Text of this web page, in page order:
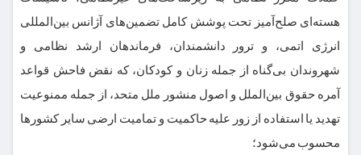
هسته‌ای صلح‌آمیز تحت پوشش کامل تضمین‌های آژانس بین‌المللی
انرژی اتمی، و ترور دانشمندان، فرماندهان ارشد نظامی و
شهروندان بی‌گناه از جمله زنان و کودکان، که نقض فاحش قواعد
آمره حقوق بین‌الملل و اصول منشور ملل متحد، از جمله ممنوعیت
تهدید یا استفاده از زور علیه حاکمیت و تمامیت ارضی سایر کشورها
محسوب می‌شود؛